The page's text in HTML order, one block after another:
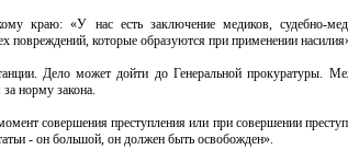
краю: «У нас есть заключение медиков, судебно-
повреждений, которые образуются при применении
Дело может дойти до Генеральной прокуратуры.
норму закона.
совершения преступления или при совершении
- он большой, он должен быть освобожден».